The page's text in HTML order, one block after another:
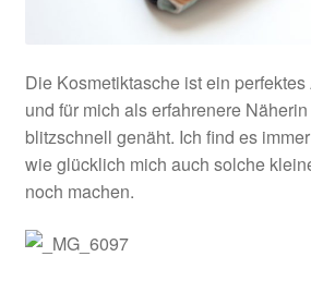
Die Kosmetiktasche ist ein
und für mich als erfahrenere
blitzschnell genäht. Ich find es
wie glücklich mich auch solche
noch machen.